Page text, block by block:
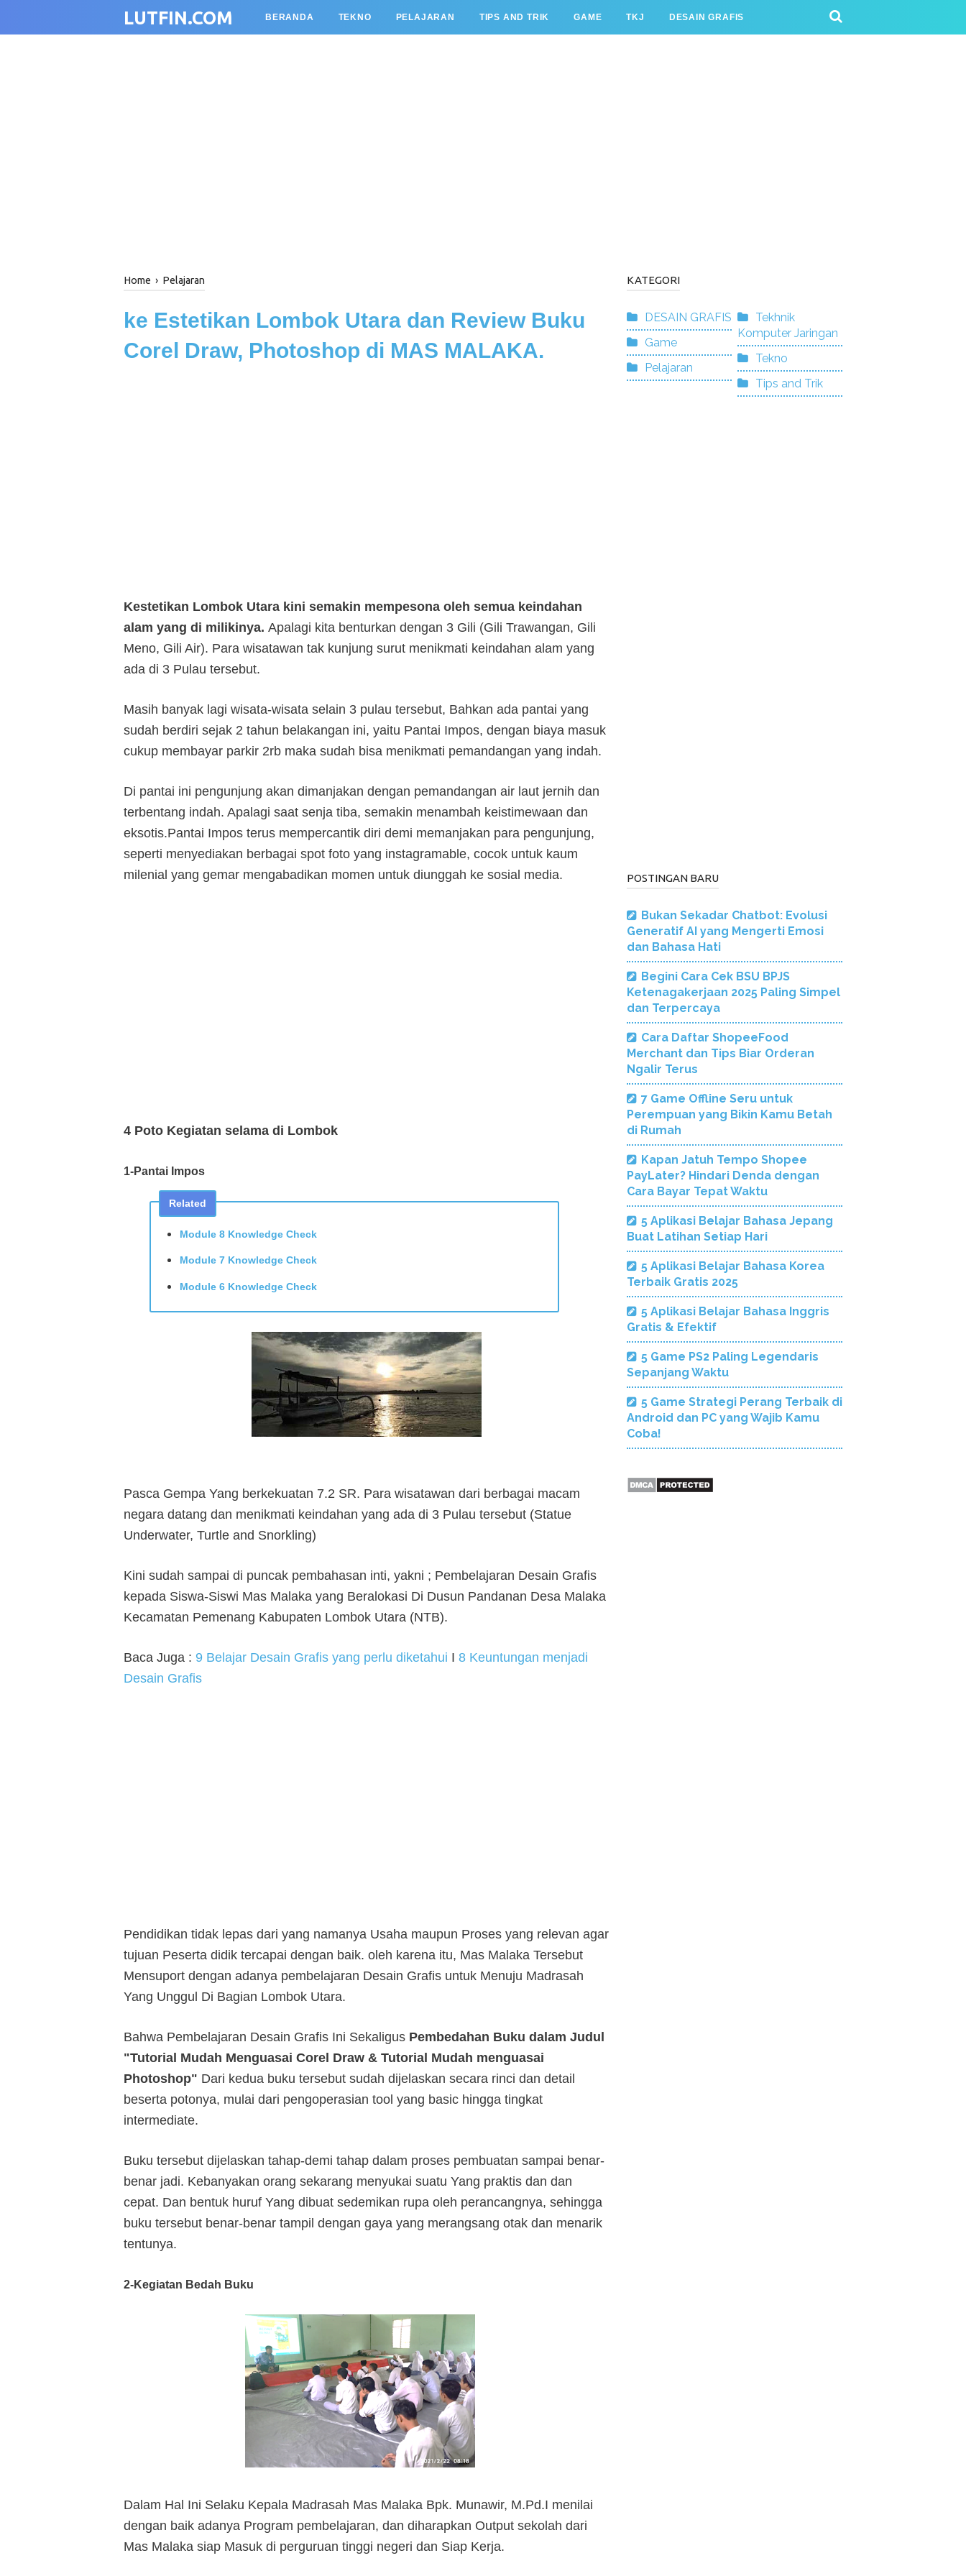
LUTFIN.COM BERANDA TEKNO PELAJARAN TIPS AND TRIK GAME TKJ DESAIN GRAFIS
Home › Pelajaran
ke Estetikan Lombok Utara dan Review Buku
Corel Draw, Photoshop di MAS MALAKA.
Kestetikan Lombok Utara kini semakin mempesona oleh semua keindahan
alam yang di milikinya. Apalagi kita benturkan dengan 3 Gili (Gili Trawangan, Gili
Meno, Gili Air). Para wisatawan tak kunjung surut menikmati keindahan alam yang
ada di 3 Pulau tersebut.
Masih banyak lagi wisata-wisata selain 3 pulau tersebut, Bahkan ada pantai yang
sudah berdiri sejak 2 tahun belakangan ini, yaitu Pantai Impos, dengan biaya masuk
cukup membayar parkir 2rb maka sudah bisa menikmati pemandangan yang indah.
Di pantai ini pengunjung akan dimanjakan dengan pemandangan air laut jernih dan
terbentang indah. Apalagi saat senja tiba, semakin menambah keistimewaan dan
eksotis.Pantai Impos terus mempercantik diri demi memanjakan para pengunjung,
seperti menyediakan berbagai spot foto yang instagramable, cocok untuk kaum
milenial yang gemar mengabadikan momen untuk diunggah ke sosial media.
4 Poto Kegiatan selama di Lombok
1-Pantai Impos
Related
Module 8 Knowledge Check
Module 7 Knowledge Check
Module 6 Knowledge Check
Pasca Gempa Yang berkekuatan 7.2 SR. Para wisatawan dari berbagai macam
negara datang dan menikmati keindahan yang ada di 3 Pulau tersebut (Statue
Underwater, Turtle and Snorkling)
Kini sudah sampai di puncak pembahasan inti, yakni ; Pembelajaran Desain Grafis
kepada Siswa-Siswi Mas Malaka yang Beralokasi Di Dusun Pandanan Desa Malaka
Kecamatan Pemenang Kabupaten Lombok Utara (NTB).
Baca Juga : 9 Belajar Desain Grafis yang perlu diketahui I 8 Keuntungan menjadi
Desain Grafis
Pendidikan tidak lepas dari yang namanya Usaha maupun Proses yang relevan agar
tujuan Peserta didik tercapai dengan baik. oleh karena itu, Mas Malaka Tersebut
Mensuport dengan adanya pembelajaran Desain Grafis untuk Menuju Madrasah
Yang Unggul Di Bagian Lombok Utara.
Bahwa Pembelajaran Desain Grafis Ini Sekaligus Pembedahan Buku dalam Judul
"Tutorial Mudah Menguasai Corel Draw & Tutorial Mudah menguasai
Photoshop" Dari kedua buku tersebut sudah dijelaskan secara rinci dan detail
beserta potonya, mulai dari pengoperasian tool yang basic hingga tingkat
intermediate.
Buku tersebut dijelaskan tahap-demi tahap dalam proses pembuatan sampai benar-
benar jadi. Kebanyakan orang sekarang menyukai suatu Yang praktis dan dan
cepat. Dan bentuk huruf Yang dibuat sedemikan rupa oleh perancangnya, sehingga
buku tersebut benar-benar tampil dengan gaya yang merangsang otak dan menarik
tentunya.
2-Kegiatan Bedah Buku
Dalam Hal Ini Selaku Kepala Madrasah Mas Malaka Bpk. Munawir, M.Pd.I menilai
dengan baik adanya Program pembelajaran, dan diharapkan Output sekolah dari
Mas Malaka siap Masuk di perguruan tinggi negeri dan Siap Kerja.
KATEGORI
DESAIN GRAFIS
Game
Pelajaran
Tekhnik
Komputer Jaringan
Tekno
Tips and Trik
POSTINGAN BARU
Bukan Sekadar Chatbot: Evolusi
Generatif AI yang Mengerti Emosi
dan Bahasa Hati
Begini Cara Cek BSU BPJS
Ketenagakerjaan 2025 Paling Simpel
dan Terpercaya
Cara Daftar ShopeeFood
Merchant dan Tips Biar Orderan
Ngalir Terus
7 Game Offline Seru untuk
Perempuan yang Bikin Kamu Betah
di Rumah
Kapan Jatuh Tempo Shopee
PayLater? Hindari Denda dengan
Cara Bayar Tepat Waktu
5 Aplikasi Belajar Bahasa Jepang
Buat Latihan Setiap Hari
5 Aplikasi Belajar Bahasa Korea
Terbaik Gratis 2025
5 Aplikasi Belajar Bahasa Inggris
Gratis & Efektif
5 Game PS2 Paling Legendaris
Sepanjang Waktu
5 Game Strategi Perang Terbaik di
Android dan PC yang Wajib Kamu
Coba!